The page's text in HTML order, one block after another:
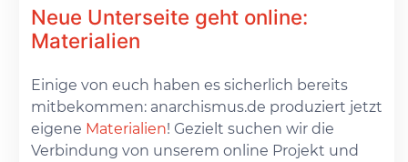
Neue Unterseite geht online:
Materialien
Einige von euch haben es sicherlich bereits
mitbekommen: anarchismus.de produziert jetzt
eigene Materialien! Gezielt suchen wir die
Verbindung von unserem online Projekt und